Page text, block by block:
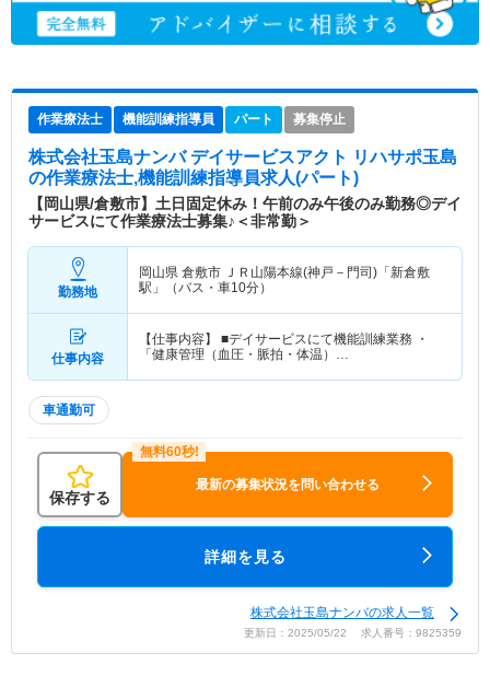
作業療法士 機能訓練指導員 パート 募集停止
株式会社玉島ナンバ デイサービスアクト リハサポ玉島
の作業療法士,機能訓練指導員求人(パート)
【岡山県/倉敷市】土日固定休み！午前のみ午後のみ勤務◎デイ
サービスにて作業療法士募集♪＜非常勤＞
勤務地
岡山県 倉敷市 ＪＲ山陽本線(神戸－門司)「新倉敷
駅」（バス・車10分）
仕事内容
【仕事内容】 ■デイサービスにて機能訓練業務 ・
「健康管理（血圧・脈拍・体温）…
車通勤可
保存する
最新の募集状況を問い合わせる
詳細を見る
株式会社玉島ナンバの求人一覧
更新日：2025/05/22 求人番号：9825359